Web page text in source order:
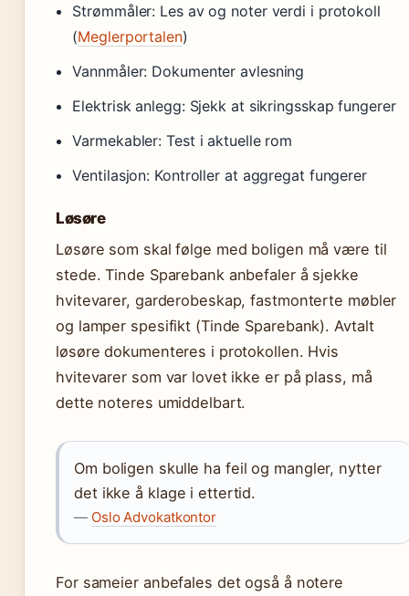
Strømmåler: Les av og noter verdi i protokoll
(Meglerportalen)
Vannmåler: Dokumenter avlesning
Elektrisk anlegg: Sjekk at sikringsskap fungerer
Varmekabler: Test i aktuelle rom
Ventilasjon: Kontroller at aggregat fungerer
Løsøre
Løsøre som skal følge med boligen må være til
stede. Tinde Sparebank anbefaler å sjekke
hvitevarer, garderobeskap, fastmonterte møbler
og lamper spesifikt (Tinde Sparebank). Avtalt
løsøre dokumenteres i protokollen. Hvis
hvitevarer som var lovet ikke er på plass, må
dette noteres umiddelbart.
Om boligen skulle ha feil og mangler, nytter
det ikke å klage i ettertid.
— Oslo Advokatkontor
For sameier anbefales det også å notere